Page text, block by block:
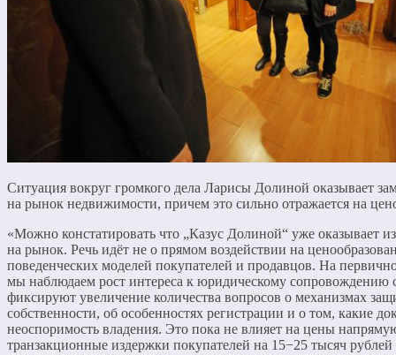
Ситуация вокруг громкого дела Ларисы Долиной оказывает
на рынок недвижимости, причем это сильно отражается на
«Можно констатировать что „Казус Долиной“ уже оказывает
на рынок. Речь идёт не о прямом воздействии на
поведенческих моделей покупателей и продавцов. На
мы наблюдаем рост интереса к юридическому сопровождению
фиксируют увеличение количества вопросов о механизмах
собственности, об особенностях регистрации и о том, какие
неоспоримость владения. Это пока не влияет на цены
транзакционные издержки покупателей на 15−25 тысяч